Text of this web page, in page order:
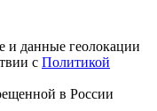
и данные геолокации
с Политикой
в России